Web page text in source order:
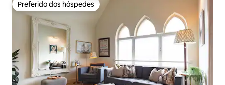
Preferido dos hóspedes
Preferido dos hóspedes